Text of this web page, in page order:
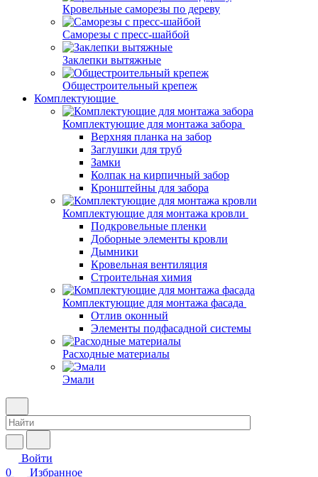
Кровельные саморезы по дереву
Саморезы с пресс-шайбой
Заклепки вытяжные
Общестроительный крепеж
Комплектующие
Комплектующие для монтажа забора
Верхняя планка на забор
Заглушки для труб
Замки
Колпак на кирпичный забор
Кронштейны для забора
Комплектующие для монтажа кровли
Подкровельные пленки
Доборные элементы кровли
Дымники
Кровельная вентиляция
Строительная химия
Комплектующие для монтажа фасада
Отлив оконный
Элементы подфасадной системы
Расходные материалы
Эмали
Войти
0
Избранное